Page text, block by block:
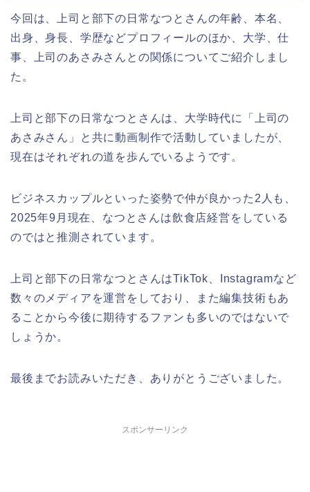
今回は、上司と部下の日常なつとさんの年齢、本名、
出身、身長、学歴などプロフィールのほか、大学、仕
事、上司のあさみさんとの関係についてご紹介しまし
た。
上司と部下の日常なつとさんは、大学時代に「上司の
あさみさん」と共に動画制作で活動していましたが、
現在はそれぞれの道を歩んでいるようです。
ビジネスカップルといった姿勢で仲が良かった2人も、
2025年9月現在、なつとさんは飲食店経営をしている
のではと推測されています。
上司と部下の日常なつとさんはTikTok、Instagramなど
数々のメディアを運営をしており、また編集技術もあ
ることから今後に期待するファンも多いのではないで
しょうか。
最後までお読みいただき、ありがとうございました。
スポンサーリンク